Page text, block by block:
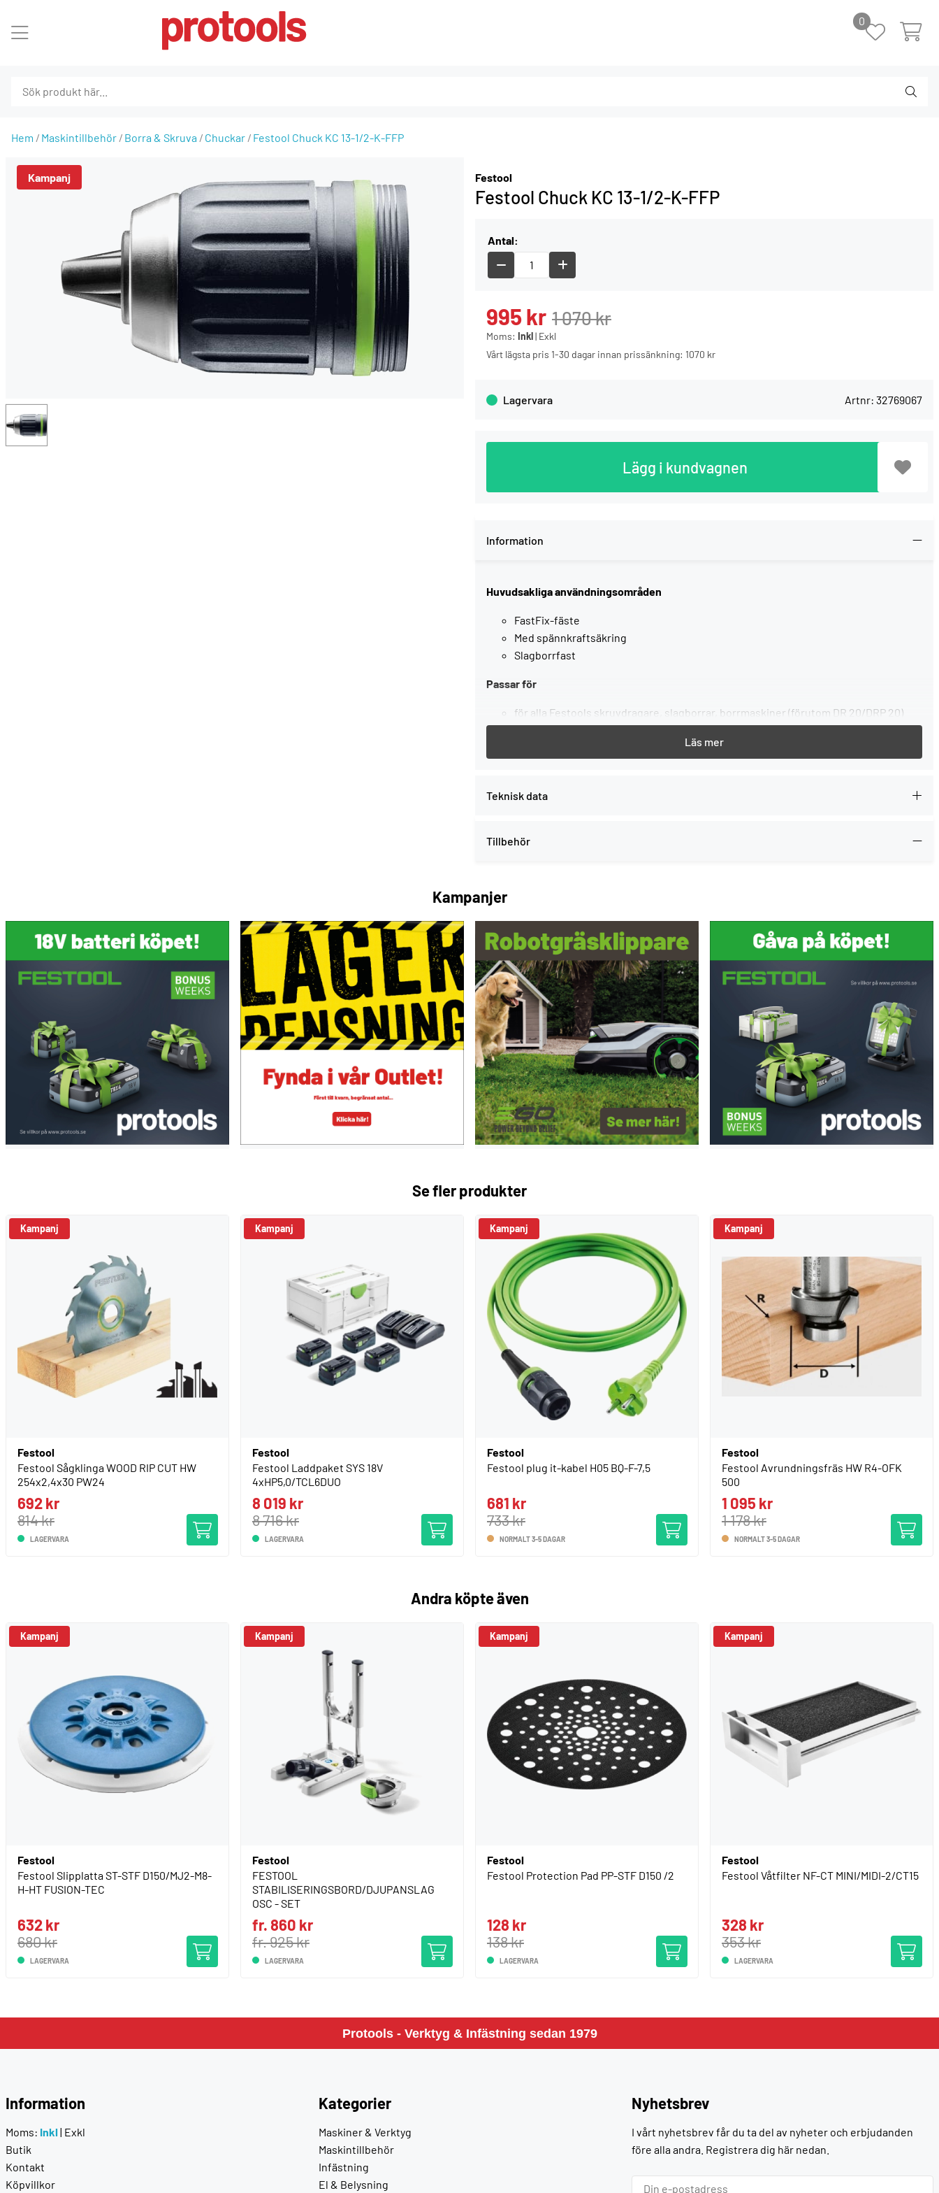
0
Hem Maskintillbehör Borra & Skruva Chuckar Festool Chuck KC 13-1/2-K-FFP
Festool
Festool Chuck KC 13-1/2-K-FFP
Antal:
1 070kr
995kr
Moms: Inkl| Exkl
Vårt lägsta pris 1-30 dagar innan prissänkning: 1070 kr
Lagervara Artnr: 32769067
Lägg i kundvagnen
Information
Huvudsakliga användningsområden
FastFix-fäste
Med spännkraftsäkring
Slagborrfast
Passar för
för alla Festools skruvdragare, slagborrar, borrmaskiner (förutom DR 20/DRP 20)
och slagborrmaskin med CENTROTEC-anslutning
slagborrfast, plastring, med spännkraftsäkring
Teknisk data
Tillbehör
Kampanjer
Se fler produkter
Festool
Festool Sågklinga WOOD RIP CUT HW
254x2,4x30 PW24
692 kr
814 kr
LAGERVARA
Kampanj
Festool
Festool Laddpaket SYS 18V
4xHP5,0/TCL6DUO
8 019 kr
8 716 kr
LAGERVARA
Kampanj
Festool
Festool plug it-kabel H05 BQ-F-7,5
681 kr
733 kr
NORMALT 3-5 DAGAR
Kampanj
Festool
Festool Avrundningsfräs HW R4-OFK
500
1 095 kr
1 178 kr
NORMALT 3-5 DAGAR
Andra köpte även
Kampanj
Festool
Festool Slipplatta ST-STF D150/MJ2-M8-
H-HT FUSION-TEC
632 kr
680 kr
LAGERVARA
Kampanj
Festool
FESTOOL
STABILISERINGSBORD/DJUPANSLAG
OSC - SET
fr. 860 kr
fr. 925 kr
LAGERVARA
Kampanj
Festool
Festool Protection Pad PP-STF D150 /2
128 kr
138 kr
LAGERVARA
Kampanj
Festool
Festool Våtfilter NF-CT MINI/MIDI-2/CT15
328 kr
353 kr
LAGERVARA
Protools - Verktyg & Infästning sedan 1979
Information
Moms: Inkl | Exkl
Butik
Kontakt
Köpvillkor
Kategorier
Maskiner & Verktyg
Maskintillbehör
Infästning
El & Belysning
Nyhetsbrev
I vårt nyhetsbrev får du ta del av nyheter och erbjudanden
före alla andra. Registrera dig här nedan.